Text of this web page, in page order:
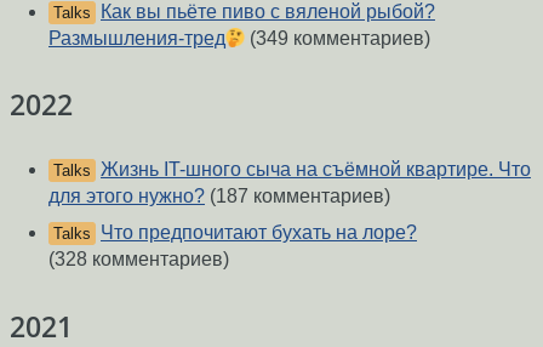
Talks
Как вы пьёте пиво с вяленой рыбой?
Размышления-тред
(349 комментариев)
2022
Talks Жизнь IT-шного сыча на съёмной квартире. Что
для этого нужно? (187 комментариев)
Talks
Что предпочитают бухать на лоре?
(328 комментариев)
2021